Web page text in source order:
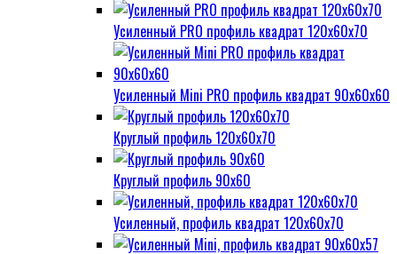
Усиленный PRO профиль квадрат 120х60х70
Усиленный Mini PRO профиль квадрат 90х60х60
Круглый профиль 120х60х70
Круглый профиль 90х60
Усиленный, профиль квадрат 120х60х70